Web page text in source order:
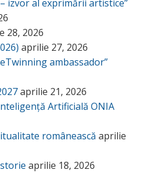
izvor al exprimării artistice”
28, 2026
aprilie 27, 2026
ambassador”
aprilie 21, 2026
Artificială ONIA
românească aprilie
aprilie 18, 2026